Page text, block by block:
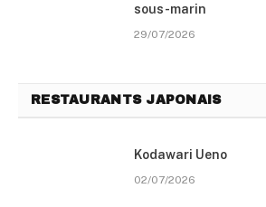
sous-marin
29/07/2026
RESTAURANTS JAPONAIS
Kodawari Ueno
02/07/2026